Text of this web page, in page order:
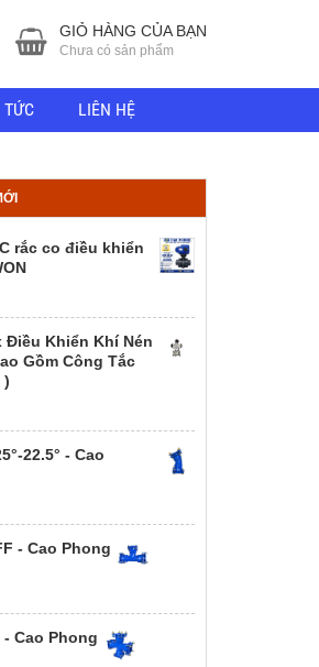
GIỎ HÀNG CỦA BẠN
Chưa có sản phẩm
LIÊN HỆ
rắc co điều khiển
Điều Khiển Khí Nén
Gồm Công Tắc
)
22.5° - Cao
- Cao Phong
Cao Phong